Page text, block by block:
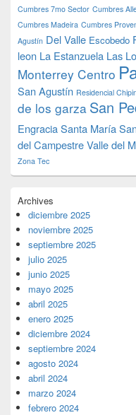
Cumbres 7mo Sector Cumbres
Cumbres Madeira Cumbres
Agustín Del Valle Escobedo
leon La Estanzuela Las
Monterrey Centro
San Agustín Residencial
de los garza San
EngraciaSanta María
del CampestreValle del
Zona Tec
Archives
diciembre 2025
noviembre 2025
septiembre 2025
julio 2025
junio 2025
mayo 2025
abril 2025
enero 2025
diciembre 2024
septiembre 2024
agosto 2024
abril 2024
marzo 2024
febrero 2024